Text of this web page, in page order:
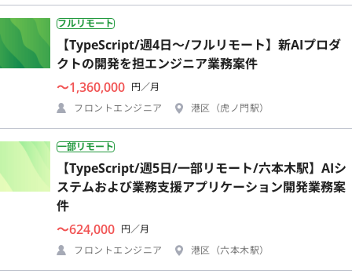
フルリモート
【TypeScript/週4日〜/フルリモート】新AIプロダ
クトの開発を担エンジニア業務案件
〜1,360,000 円／月
フロントエンジニア
港区（虎ノ門駅）
一部リモート
【TypeScript/週5日/一部リモート/六本木駅】AIシ
ステムおよび業務支援アプリケーション開発業務案
件
〜624,000 円／月
フロントエンジニア
港区（六本木駅）